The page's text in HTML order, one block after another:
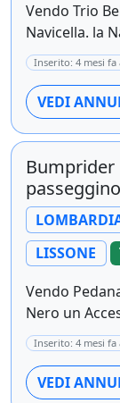
Vendo Trio
Navicella. la
Inserito: 4 mesi fa
VEDI
Bumprider
passeggino
LISSONE
Vendo
Nero un
Inserito: 4 mesi fa
VEDI